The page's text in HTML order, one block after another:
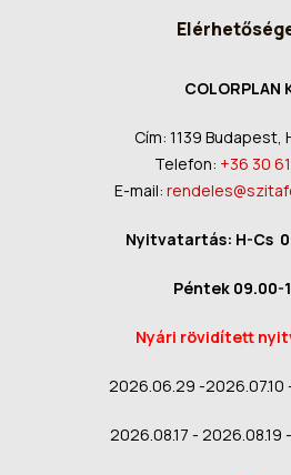
COLORPLAN
Cím: 1139 Budapest,
Telefon: +36 30
E-mail:
Nyitvatartás: H-Cs
Péntek 09.00-
Nyári rövidített
2026.06.29 -2026.07.10
2026.08.17 - 2026.08.19 -